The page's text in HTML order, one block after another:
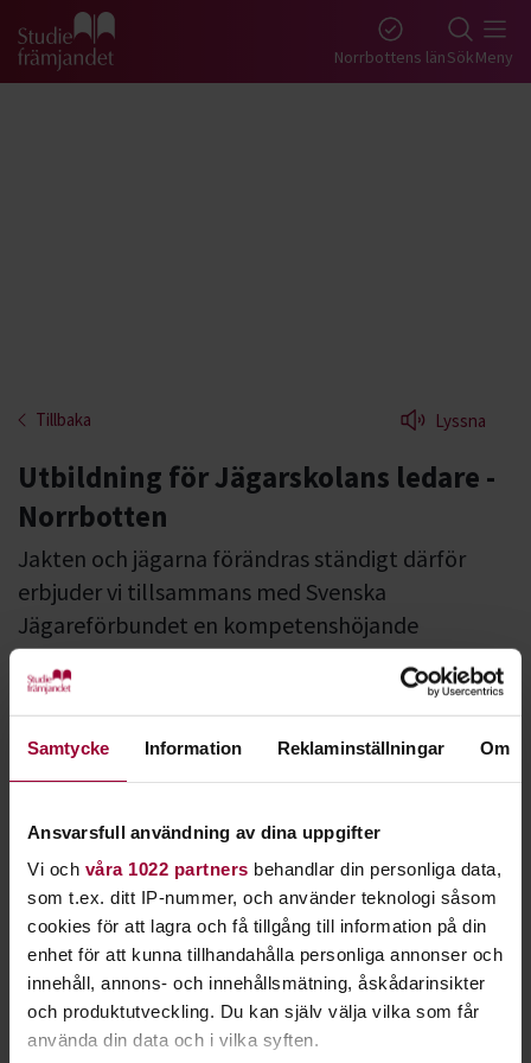
Samtycke Information Reklaminställningar Om
Ansvarsfull användning av dina uppgifter
Vi och våra 1022 partners behandlar din personliga data,
som t.ex. ditt IP-nummer, och använder teknologi såsom
cookies för att lagra och få tillgång till information på din
enhet för att kunna tillhandahålla personliga annonser och
innehåll, annons- och innehållsmätning, åskådarinsikter
och produktutveckling. Du kan själv välja vilka som får
använda din data och i vilka syften.
Gå till studiefrämjandets startsida Norrbottens länSökMeny
Tillbaka Lyssna
Utbildning för Jägarskolans ledare -
Norrbotten
Jakten och jägarna förändras ständigt därför
erbjuder vi tillsammans med Svenska
Jägareförbundet en kompetenshöjande
utbildning för dig som redan är ledare för
Jägarskolan.
Varje år utbildar 200 jägarskoleledare 3000 nya jägare i
För att du som ledare ska ha en bra grund att stå på, oavsett
om du är ny ledare eller har lett Jägarskolan tidigare,
har Studiefrämjandet och Svenska jägareförbundet tagit
fram en vidareutbildning med medel från viltfonden.
Utbildningen är indelad i tre block.
Studiecirkeln och dess pedagogik